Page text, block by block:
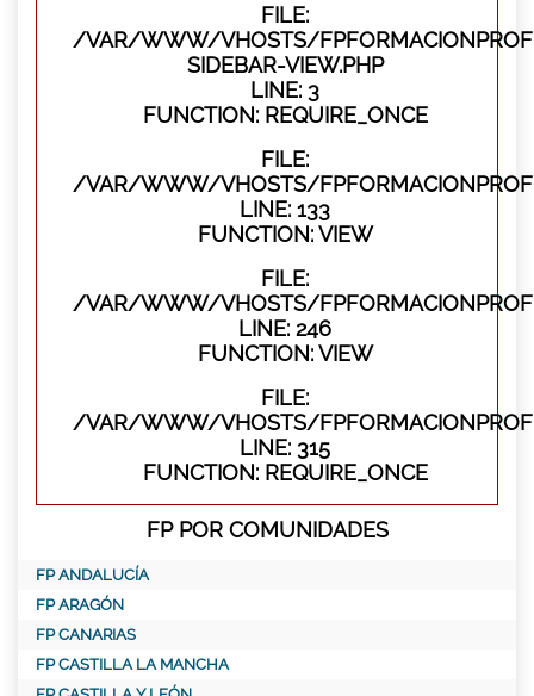
FILE:
/VAR/WWW/VHOSTS/
SIDEBAR-VIEW.PHP
LINE: 3
FUNCTION: REQUIRE_ONCE
FILE:
/VAR/WWW/VHOSTS/
LINE: 133
FUNCTION: VIEW
FILE:
/VAR/WWW/VHOSTS/
LINE: 246
FUNCTION: VIEW
FILE:
/VAR/WWW/VHOSTS/
LINE: 315
FUNCTION: REQUIRE_ONCE
FP POR COMUNIDADES
FP ANDALUCÍA
FP ARAGÓN
FP CANARIAS
FP CASTILLA LA MANCHA